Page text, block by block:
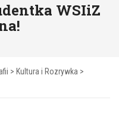
WSIiZ
> Kultura i Rozrywka >